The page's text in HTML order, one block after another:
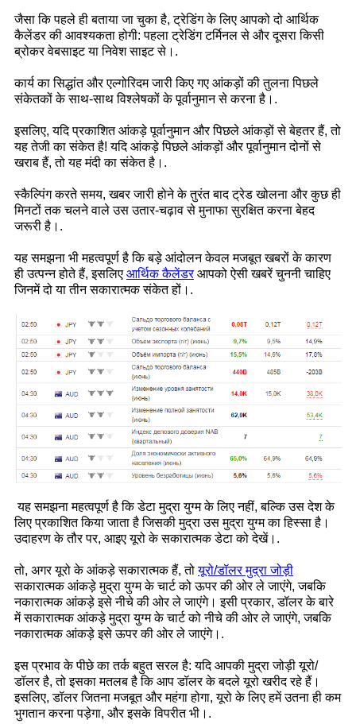
जैसा कि पहले ही बताया जा चुका है, ट्रेडिंग के लिए आपको दो आर्थिक
कैलेंडर की आवश्यकता होगी: पहला ट्रेडिंग टर्मिनल से और दूसरा किसी
ब्रोकर वेबसाइट या निवेश साइट से।.
कार्य का सिद्धांत और एल्गोरिदम जारी किए गए आंकड़ों की तुलना पिछले
संकेतकों के साथ-साथ विश्लेषकों के पूर्वानुमान से करना है।.
इसलिए, यदि प्रकाशित आंकड़े पूर्वानुमान और पिछले आंकड़ों से बेहतर हैं, तो
यह तेजी का संकेत है! यदि आंकड़े पिछले आंकड़ों और पूर्वानुमान दोनों से
खराब हैं, तो यह मंदी का संकेत है।.
स्कैल्पिंग करते समय, खबर जारी होने के तुरंत बाद ट्रेड खोलना और कुछ ही
मिनटों तक चलने वाले उस उतार-चढ़ाव से मुनाफा सुरक्षित करना बेहद
जरूरी है।.
यह समझना भी महत्वपूर्ण है कि बड़े आंदोलन केवल मजबूत खबरों के कारण
ही उत्पन्न होते हैं, इसलिए आर्थिक कैलेंडरआपको ऐसी खबरें चुननी चाहिए
जिनमें दो या तीन सकारात्मक संकेत हों।.
यह समझना महत्वपूर्ण है कि डेटा मुद्रा युग्म के लिए नहीं, बल्कि उस देश के
लिए प्रकाशित किया जाता है जिसकी मुद्रा उस मुद्रा युग्म का हिस्सा है।
उदाहरण के तौर पर, आइए यूरो के सकारात्मक डेटा को देखें।.
तो, अगर यूरो के आंकड़े सकारात्मक हैं, तोयूरो/डॉलर मुद्रा जोड़ी
सकारात्मक आंकड़े मुद्रा युग्म के चार्ट को ऊपर की ओर ले जाएंगे, जबकि
नकारात्मक आंकड़े इसे नीचे की ओर ले जाएंगे। इसी प्रकार, डॉलर के बारे
में सकारात्मक आंकड़े मुद्रा युग्म के चार्ट को नीचे की ओर ले जाएंगे, जबकि
नकारात्मक आंकड़े इसे ऊपर की ओर ले जाएंगे।.
इस प्रभाव के पीछे का तर्क बहुत सरल है: यदि आपकी मुद्रा जोड़ी यूरो/
डॉलर है, तो इसका मतलब है कि आप डॉलर के बदले यूरो खरीद रहे हैं।
इसलिए, डॉलर जितना मजबूत और महंगा होगा, यूरो के लिए हमें उतना ही कम
भुगतान करना पड़ेगा, और इसके विपरीत भी।.